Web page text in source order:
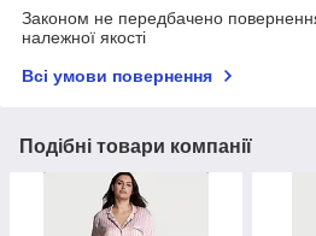
Законом не передбачено
належної якості
Всі умови повернення
Подібні товари компанії